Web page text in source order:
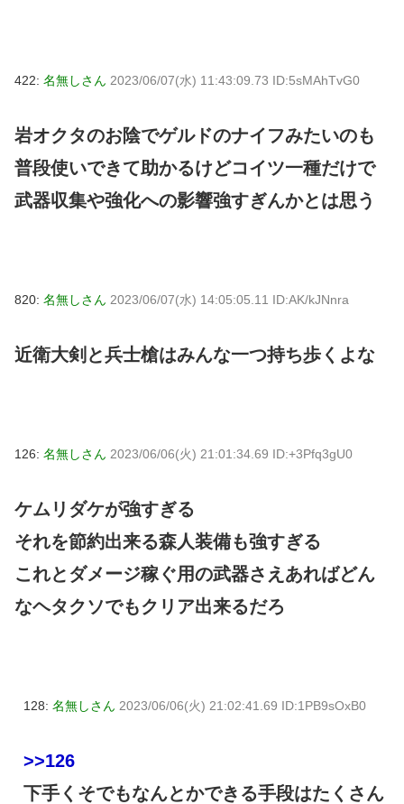
422: 名無しさん 2023/06/07(水) 11:43:09.73 ID:5sMAhTvG0
岩オクタのお陰でゲルドのナイフみたいのも
普段使いできて助かるけどコイツ一種だけで
武器収集や強化への影響強すぎんかとは思う
820: 名無しさん 2023/06/07(水) 14:05:05.11 ID:AK/kJNnra
近衛大剣と兵士槍はみんな一つ持ち歩くよな
126: 名無しさん 2023/06/06(火) 21:01:34.69 ID:+3Pfq3gU0
ケムリダケが強すぎる
それを節約出来る森人装備も強すぎる
これとダメージ稼ぐ用の武器さえあればどん
なヘタクソでもクリア出来るだろ
128: 名無しさん 2023/06/06(火) 21:02:41.69 ID:1PB9sOxB0
>>126
下手くそでもなんとかできる手段はたくさん